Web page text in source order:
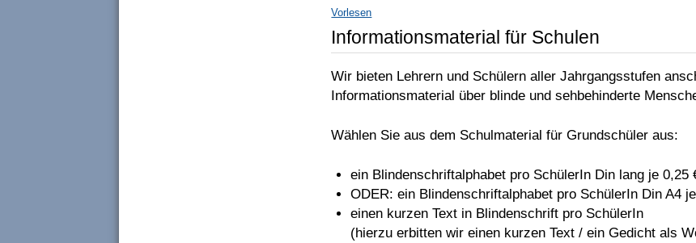
Vorlesen
Informationsmaterial für Schulen
Wir bieten Lehrern und Schülern aller Jahrgangsstufen
Informationsmaterial über blinde und sehbehinderte
Wählen Sie aus dem Schulmaterial für Grundschüler aus:
ein Blindenschriftalphabet pro SchülerIn Din lang je 0,25
ODER: ein Blindenschriftalphabet pro SchülerIn Din A4
einen kurzen Text in Blindenschrift pro SchülerIn
(hierzu erbitten wir einen kurzen Text / ein Gedicht als